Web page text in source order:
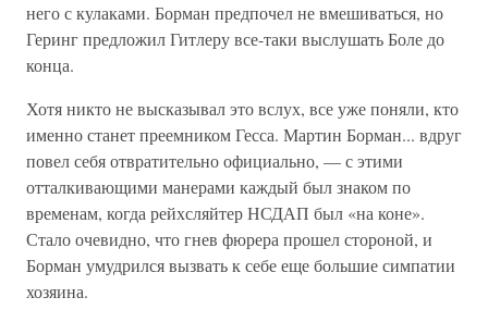
него с кулаками. Борман предпочел не вмешиваться, но
Геринг предложил Гитлеру все-таки выслушать Боле до
конца.
Хотя никто не высказывал это вслух, все уже поняли, кто
именно станет преемником Гесса. Мартин Борман... вдруг
повел себя отвратительно официально, — с этими
отталкивающими манерами каждый был знаком по
временам, когда рейхсляйтер НСДАП был «на коне».
Стало очевидно, что гнев фюрера прошел стороной, и
Борман умудрился вызвать к себе еще большие симпатии
хозяина.